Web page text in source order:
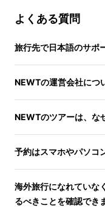
よくある質問
旅行先で日本語のサポ
NEWTの運営会社につ
NEWTのツアーは、な
予約はスマホやパソコ
海外旅行になれていな
るべきことを確認でき